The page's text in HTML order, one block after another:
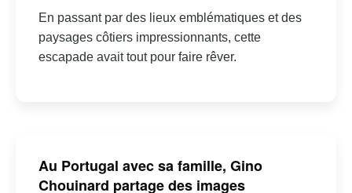
En passant par des lieux emblématiques et des
paysages côtiers impressionnants, cette
escapade avait tout pour faire rêver.
Au Portugal avec sa famille, Gino
Chouinard partage des images